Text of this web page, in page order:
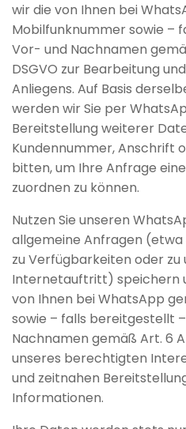
wir die von Ihnen bei
Mobilfunknummer sowie –
Vor- und Nachnamen
DSGVO zur Bearbeitung
Anliegens. Auf Basis
werden wir Sie per
Bereitstellung weiterer
Kundennummer, Anschrift
bitten, um Ihre Anfrage
zuordnen zu können.
Nutzen Sie unseren
allgemeine Anfragen (etwa
zu Verfügbarkeiten oder zu
Internetauftritt) speichern
von Ihnen bei WhatsApp
sowie – falls bereitgestellt
Nachnamen gemäß Art. 6
unseres berechtigten
und zeitnahen
Informationen.